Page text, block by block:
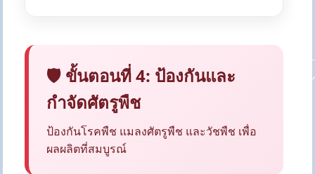
🛡️ ขั้นตอนที่ 4: ป้องกันและ
กำจัดศัตรูพืช
ป้องกันโรคพืช แมลงศัตรูพืช และวัชพืช เพื่อ
ผลผลิตที่สมบูรณ์